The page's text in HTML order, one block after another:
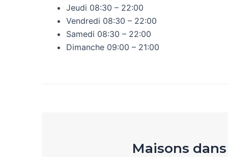
Jeudi 08:30 – 22:00
Vendredi 08:30 – 22:00
Samedi 08:30 – 22:00
Dimanche 09:00 – 21:00
Maisons